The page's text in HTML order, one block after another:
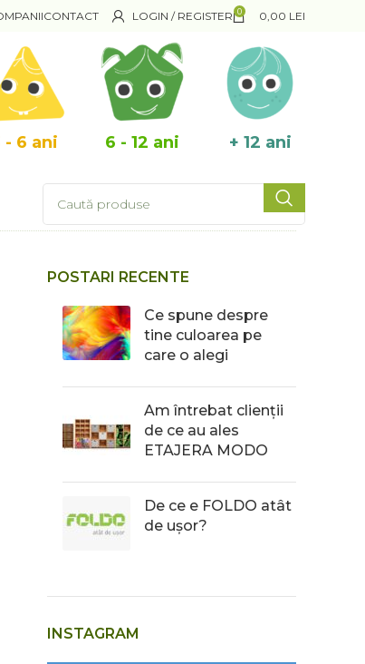
CONTACT LOGIN / REGISTER 0 0,00 LEI
- 6 ani 6 - 12 ani + 12 ani
POSTARI RECENTE
Ce spune despre
tine culoarea pe
care o alegi
Am întrebat clienții
de ce au ales
ETAJERA MODO
De ce e FOLDO atât
de ușor?
INSTAGRAM